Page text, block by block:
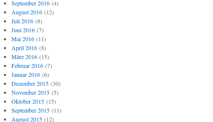
September 2016(4)
August 2016(12)
Juli 2016(8)
Juni 2016(7)
Mai 2016(11)
April 2016(8)
März 2016(15)
Februar 2016(7)
Januar 2016(6)
Dezember 2015(30)
November 2015(5)
Oktober 2015(15)
September 2015(11)
August 2015(12)